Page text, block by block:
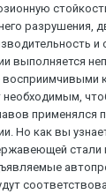
разрушения,
и
выполняется
восприимчивыми
необходимым,
применялся
Но как вы
стали